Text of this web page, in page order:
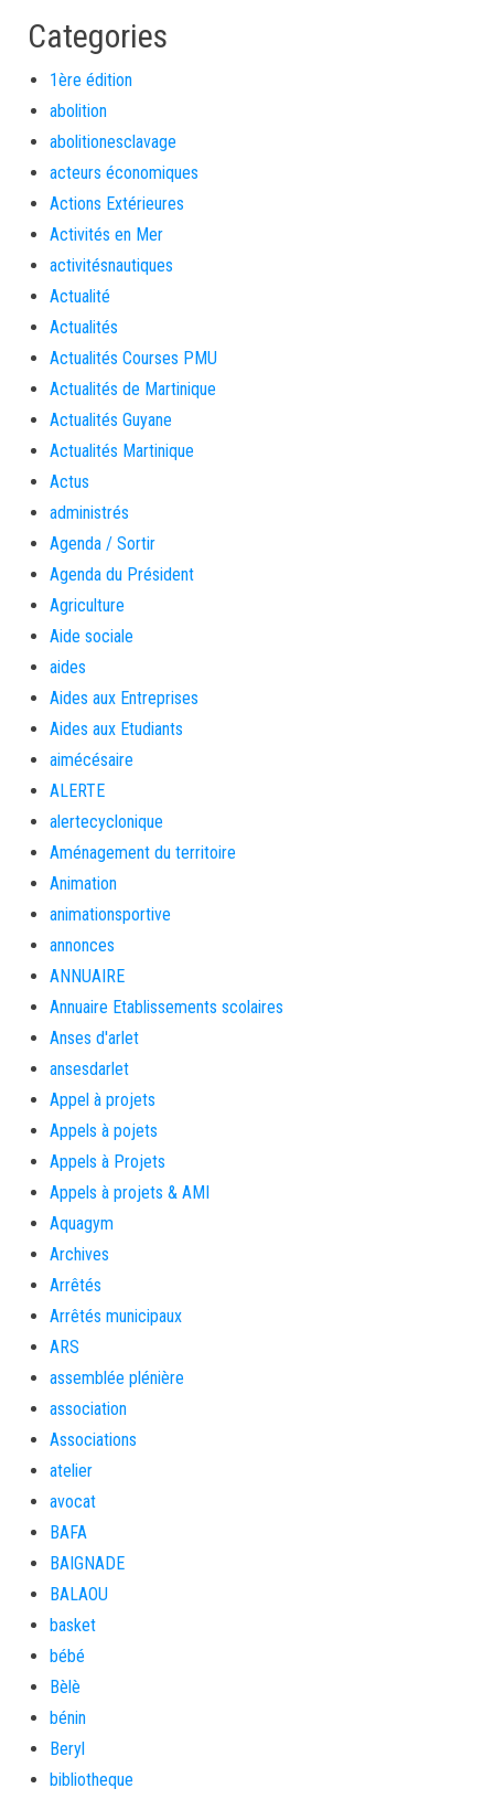
Categories
1ère édition
abolition
abolitionesclavage
acteurs économiques
Actions Extérieures
Activités en Mer
activitésnautiques
Actualité
Actualités
Actualités Courses PMU
Actualités de Martinique
Actualités Guyane
Actualités Martinique
Actus
administrés
Agenda / Sortir
Agenda du Président
Agriculture
Aide sociale
aides
Aides aux Entreprises
Aides aux Etudiants
aimécésaire
ALERTE
alertecyclonique
Aménagement du territoire
Animation
animationsportive
annonces
ANNUAIRE
Annuaire Etablissements scolaires
Anses d'arlet
ansesdarlet
Appel à projets
Appels à pojets
Appels à Projets
Appels à projets & AMI
Aquagym
Archives
Arrêtés
Arrêtés municipaux
ARS
assemblée plénière
association
Associations
atelier
avocat
BAFA
BAIGNADE
BALAOU
basket
bébé
Bèlè
bénin
Beryl
bibliotheque